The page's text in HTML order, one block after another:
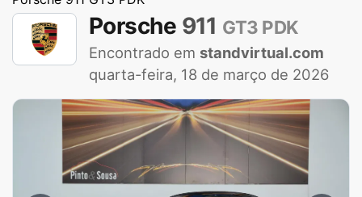
Porsche 911 GT3 PDK
Encontrado em standvirtual.com
quarta-feira, 18 de março de 2026